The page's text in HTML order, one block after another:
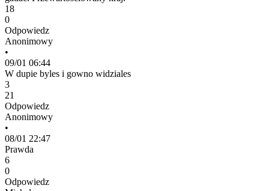
18
0
Odpowiedz
Anonimowy
•
09/01 06:44
W dupie byles i gowno widziales
3
21
Odpowiedz
Anonimowy
•
08/01 22:47
Prawda
6
0
Odpowiedz